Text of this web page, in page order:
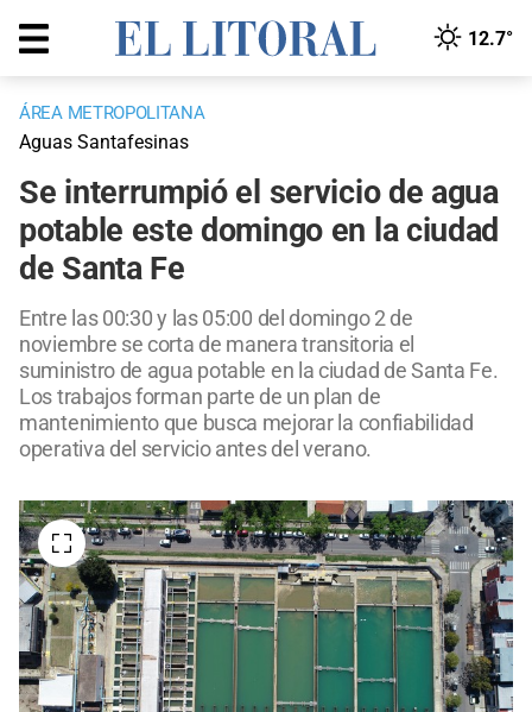
12.7°
ÁREA METROPOLITANA
Aguas Santafesinas
Se interrumpió el servicio de agua
potable este domingo en la ciudad
de Santa Fe
Entre las 00:30 y las 05:00 del domingo 2 de
noviembre se corta de manera transitoria el
suministro de agua potable en la ciudad de Santa Fe.
Los trabajos forman parte de un plan de
mantenimiento que busca mejorar la confiabilidad
operativa del servicio antes del verano.